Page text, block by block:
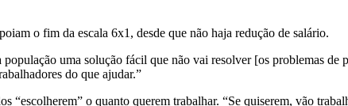
o fim da escala 6x1, desde que não haja redução de salário.
uma solução fácil que não vai resolver [os problemas de
do que ajudar.”
“escolherem” o quanto querem trabalhar. “Se quiserem, vão